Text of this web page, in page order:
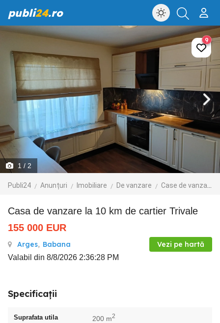
publi24.ro
1 / 2
Publi24 Anunțuri Imobiliare De vanzare Case de vanzare
9
Casa de vanzare la 10 km de cartier Trivale
155 000 EUR
Arges, Babana Vezi pe hartă
Valabil din 8/8/2026 2:36:28 PM
Specificații
Suprafata utila 200 m2